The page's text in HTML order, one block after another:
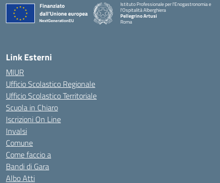
Istituto Professionale per l'Enogastronomia e
l'Ospitalità Alberghiera
Pellegrino Artusi
Roma
Link Esterni
MIUR
Ufficio Scolastico Regionale
Ufficio Scolastico Territoriale
Scuola in Chiaro
Iscrizioni On Line
Invalsi
Comune
Come faccio a
Bandi di Gara
Albo Atti